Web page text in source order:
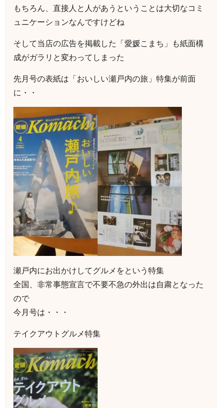
もちろん、直接人と人があうということは大切なコミ
ュニケーションなんですけどね
そして当店の広告を掲載した「愛媛こまち」も紙面構
成がガラリと変わってしまった
先月号の表紙は「おいしい瀬戸内の旅」特集が前面
に・・
瀬戸内にお出かけしてグルメをという特集
全国、非常事態宣言で不要不急の外出は自粛となった
ので
今月号は・・・
テイクアウトグルメ特集